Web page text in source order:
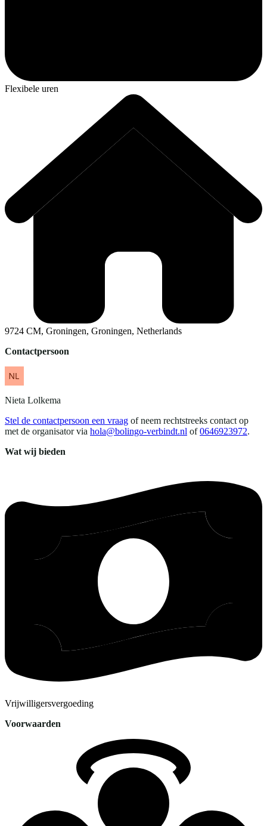
Flexibele uren
9724 CM, Groningen, Groningen, Netherlands
Contactpersoon
Nieta Lolkema
Stel de contactpersoon een vraag of neem rechtstreeks contact op
met de organisator via hola@bolingo-verbindt.nl of 0646923972.
Wat wij bieden
Vrijwilligersvergoeding
Voorwaarden